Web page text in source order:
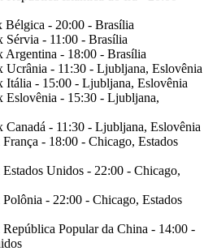
Bélgica - 20:00 - Brasília
Sérvia - 11:00 - Brasília
Argentina - 18:00 - Brasília
Ucrânia - 11:30 - Ljubljana, Eslovênia
Itália - 15:00 - Ljubljana, Eslovênia
Eslovênia - 15:30 - Ljubljana,
Canadá - 11:30 - Ljubljana, Eslovênia
- 18:00 - Chicago, Estados
Unidos - 22:00 - Chicago,
- 22:00 - Chicago, Estados
Popular da China - 14:00 -